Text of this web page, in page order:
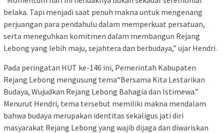
belaka. Tapi menjadi saat penuh makna untuk mengenang
perjuangan para pendahulu dalam memperkuat persatuan,
serta meneguhkan komitmen dalam membangun Rejang
Lebong yang lebih maju, sejahtera dan berbudaya,” ujar Hendri.
Pada peringatan HUT ke-146 ini, Pemerintah Kabupaten
Rejang Lebong mengusung tema“Bersama Kita Lestarikan
Budaya, Wujudkan Rejang Lebong Bahagia dan Istimewa.”
Menurut Hendri, tema tersebut memiliki makna mendalam
bahwa budaya merupakan identitas sekaligus jati diri
masyarakat Rejang Lebong yang wajib dijaga dan diwariskan